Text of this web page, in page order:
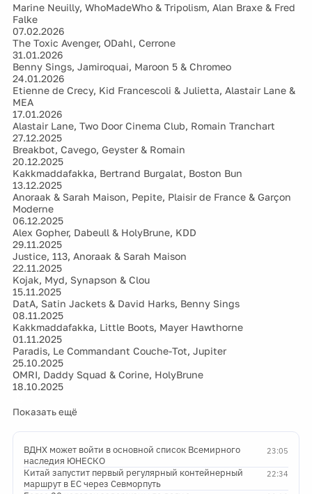
Marine Neuilly, WhoMadeWho & Tripolism, Alan Braxe & Fred
Falke
07.02.2026
The Toxic Avenger, ODahl, Cerrone
31.01.2026
Benny Sings, Jamiroquai, Maroon 5 & Chromeo
24.01.2026
Etienne de Crecy, Kid Francescoli & Julietta, Alastair Lane &
MEA
17.01.2026
Alastair Lane, Two Door Cinema Club, Romain Tranchart
27.12.2025
Breakbot, Cavego, Geyster & Romain
20.12.2025
Kakkmaddafakka, Bertrand Burgalat, Boston Bun
13.12.2025
Anoraak & Sarah Maison, Pepite, Plaisir de France & Garçon
Moderne
06.12.2025
Alex Gopher, Dabeull & HolyBrune, KDD
29.11.2025
Justice, 113, Anoraak & Sarah Maison
22.11.2025
Kojak, Myd, Synapson & Clou
15.11.2025
DatA, Satin Jackets & David Harks, Benny Sings
08.11.2025
Kakkmaddafakka, Little Boots, Mayer Hawthorne
01.11.2025
Paradis, Le Commandant Couche-Tot, Jupiter
25.10.2025
OMRI, Daddy Squad & Corine, HolyBrune
18.10.2025
Показать ещё
23:05
ВДНХ может войти в основной список Всемирного
наследия ЮНЕСКО
22:34
Китай запустит первый регулярный контейнерный
маршрут в ЕС через Севморпуть